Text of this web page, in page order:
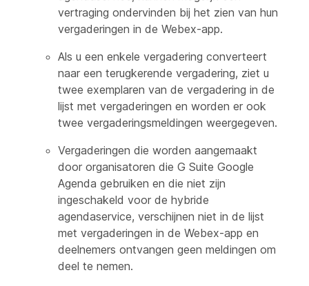
vertraging ondervinden bij het zien van hun
vergaderingen in de Webex-app.
Als u een enkele vergadering converteert
naar een terugkerende vergadering, ziet u
twee exemplaren van de vergadering in de
lijst met vergaderingen en worden er ook
twee vergaderingsmeldingen weergegeven.
Vergaderingen die worden aangemaakt
door organisatoren die G Suite Google
Agenda gebruiken en die niet zijn
ingeschakeld voor de hybride
agendaservice, verschijnen niet in de lijst
met vergaderingen in de Webex-app en
deelnemers ontvangen geen meldingen om
deel te nemen.